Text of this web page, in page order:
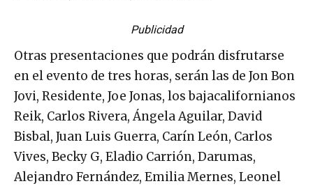
Publicidad
Otras presentaciones que podrán disfrutarse
en el evento de tres horas, serán las de Jon Bon
Jovi, Residente, Joe Jonas, los bajacalifornianos
Reik, Carlos Rivera, Ángela Aguilar, David
Bisbal, Juan Luis Guerra, Carín León, Carlos
Vives, Becky G, Eladio Carrión, Darumas,
Alejandro Fernández, Emilia Mernes, Leonel